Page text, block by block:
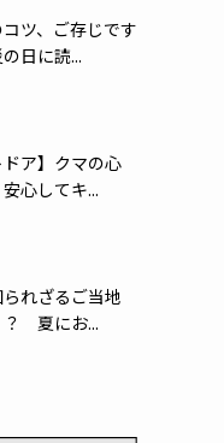
ツ、ご存じです
日に読...
ドア】クマの心
心してキ...
れざるご当地
？ 夏にお...